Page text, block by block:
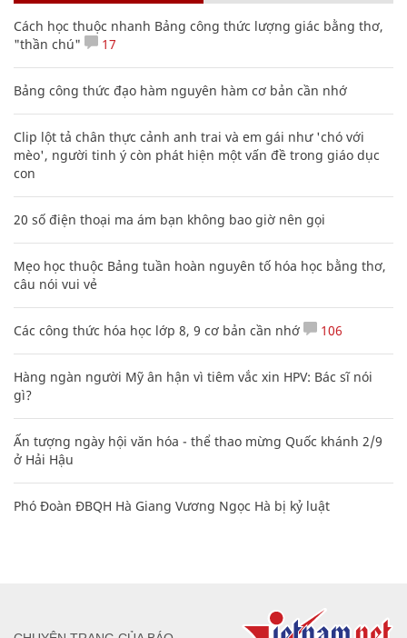
Cách học thuộc nhanh Bảng công thức lượng giác bằng thơ,
"thần chú"
17
Bảng công thức đạo hàm nguyên hàm cơ bản cần nhớ
Clip lột tả chân thực cảnh anh trai và em gái như 'chó với
mèo', người tinh ý còn phát hiện một vấn đề trong giáo dục
con
20 số điện thoại ma ám bạn không bao giờ nên gọi
Mẹo học thuộc Bảng tuần hoàn nguyên tố hóa học bằng thơ,
câu nói vui vẻ
Các công thức hóa học lớp 8, 9 cơ bản cần nhớ 106
Hàng ngàn người Mỹ ân hận vì tiêm vắc xin HPV: Bác sĩ nói
gì?
Ấn tượng ngày hội văn hóa - thể thao mừng Quốc khánh 2/9
ở Hải Hậu
Phó Đoàn ĐBQH Hà Giang Vương Ngọc Hà bị kỷ luật